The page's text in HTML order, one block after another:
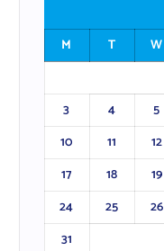
M
T W
3
4 5
10
11 12
17
18 19
24
25 26
31